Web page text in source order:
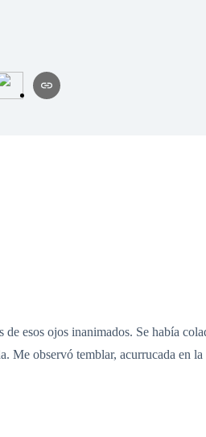
esos ojos inanimados. Se había
observó temblar, acurrucada en la